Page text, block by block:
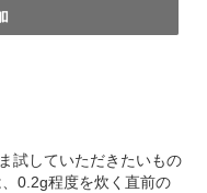
試していただきたいもの
0.2g程度を炊く直前の